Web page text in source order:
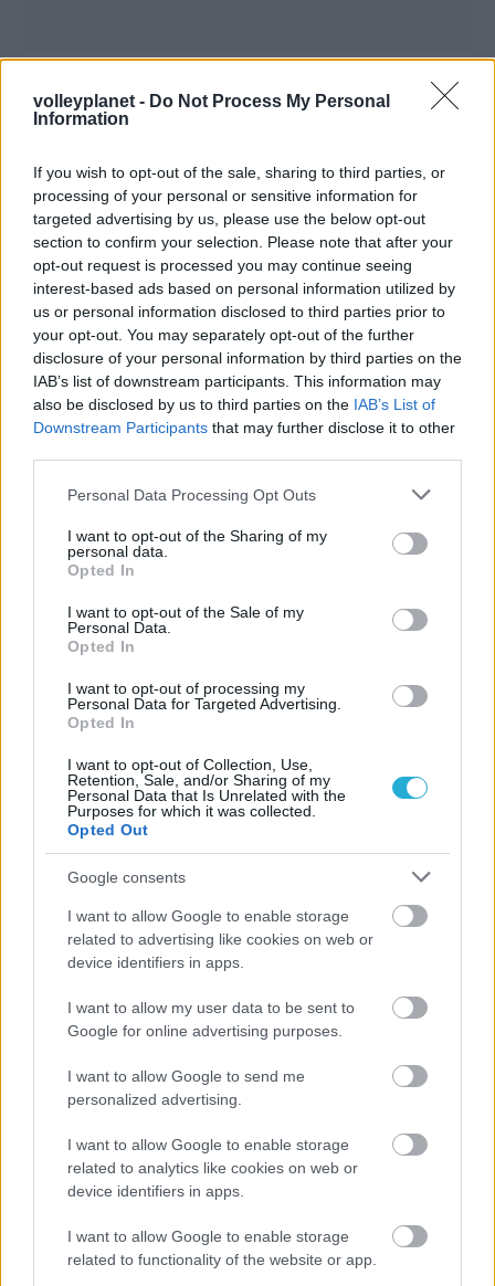
volleyplanet - Do Not Process My Personal
Information
If you wish to opt-out of the sale, sharing to third parties, or
processing of your personal or sensitive information for
targeted advertising by us, please use the below opt-out
section to confirm your selection. Please note that after your
opt-out request is processed you may continue seeing
interest-based ads based on personal information utilized by
us or personal information disclosed to third parties prior to
your opt-out. You may separately opt-out of the further
disclosure of your personal information by third parties on the
IAB’s list of downstream participants. This information may
also be disclosed by us to third parties on the IAB’s List of
Downstream Participants that may further disclose it to other
Please note that this website/app uses one or more Google
not limited to your visit or usage behaviour. You may click to
grant or deny consent to Google and its third-party tags to
use your data for below specified purposes in below Google
consent section.
Personal Data Processing Opt Outs
I want to opt-out of the Sharing of my
personal data.
Opted In
I want to opt-out of the Sale of my
Personal Data.
Opted In
I want to opt-out of processing my
Personal Data for Targeted Advertising.
Opted In
I want to opt-out of Collection, Use,
Retention, Sale, and/or Sharing of my
Personal Data that Is Unrelated with the
Purposes for which it was collected.
Opted Out
Google consents
I want to allow Google to enable storage
related to advertising like cookies on web or
device identifiers in apps.
I want to allow my user data to be sent to
Google for online advertising purposes.
I want to allow Google to send me
personalized advertising.
I want to allow Google to enable storage
related to analytics like cookies on web or
device identifiers in apps.
I want to allow Google to enable storage
related to functionality of the website or app.
ΡΟΗ ΕΙΔΗΣΕΩΝ
08/08/2026
Δείπνο της ΕΟΠΕ προς τιμήν του Ισίδωρου Κούβελου
παρουσία των Εθνικών ομάδων
07/08/2026
«Αντίο» με ήττα για τις διεθνείς μας στο τουρνουά του
Ουρμπίνο
στην Ιταλία Β’
06/08/2026
Η FIVB σχεδιάζει να διοργανώσει το Παγκόσμιο
Πρωτάθλημα τον Δεκέμβριο – Αντιδρούν οι σύλλογοι
Έτοιμη για… υψηλές πτήσεις η Μπενφίκα του Ψάρρα
με τον «Ιπτάμενο Ολλανδό» Βίλτενμπουργκ
05/08/2026
Ισόπαλο το πρωτο φιλικό τεστ της Εθνικής στο
Ουρμπίνο
ΓΝΩΜΕΣ
11/03/2026
Από την Περούτζια του 2000
ευρωπαϊκό ραντεβού του
Παναθηναϊκού με την
ιστορία
ΗΛΙΑΣ ΠΑΠΑΪΩΑΝΝΟΥ